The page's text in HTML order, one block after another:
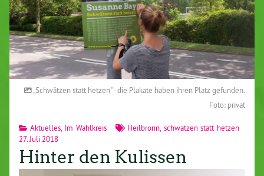
„Schwätzen statt hetzen" - die Plakate haben ihren Platz gefunden.
Foto: privat
Aktuelles, Im Wahlkreis Heilbronn schwätzen statt hetzen
27. Juli 2018
Hinter den Kulissen